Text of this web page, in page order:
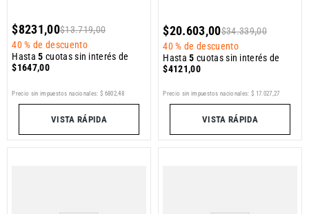
$8231,00$13.719,00
40 % de descuento
Hasta5 cuotas sin interés de
$1647,00
Precio sin impuestos nacionales: $ 6802,48
VISTA RÁPIDA
$20.603,00$34.339,00
40 % de descuento
Hasta5 cuotas sin interés de
$4121,00
Precio sin impuestos nacionales: $ 17 027 27
VISTA RÁPIDA